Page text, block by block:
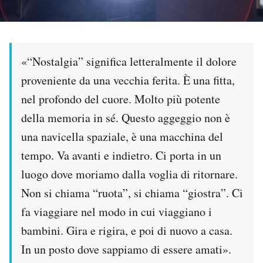
PODCAST
NEWSLETTER
I MIEI PREFERITI
SHOP
CALENDARIO
AREA PERSONALE
Newsletter
«“Nostalgia” significa letteralmente il dolore
proveniente da una vecchia ferita. È una fitta,
nel profondo del cuore. Molto più potente
della memoria in sé. Questo aggeggio non è
una navicella spaziale, è una macchina del
tempo. Va avanti e indietro. Ci porta in un
luogo dove moriamo dalla voglia di ritornare.
Non si chiama “ruota”, si chiama “giostra”. Ci
fa viaggiare nel modo in cui viaggiano i
bambini. Gira e rigira, e poi di nuovo a casa.
In un posto dove sappiamo di essere amati».